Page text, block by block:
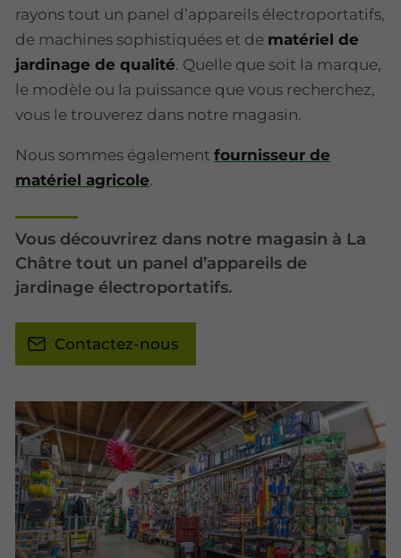
rayons tout un panel d’appareils électroportatifs,
de machines sophistiquées et de matériel de
jardinage de qualité. Quelle que soit la marque,
le modèle ou la puissance que vous recherchez,
vous le trouverez dans notre magasin.
Nous sommes également fournisseur de
matériel agricole.
Vous découvrirez dans notre magasin à La
Châtre tout un panel d’appareils de
jardinage électroportatifs.
Contactez-nous